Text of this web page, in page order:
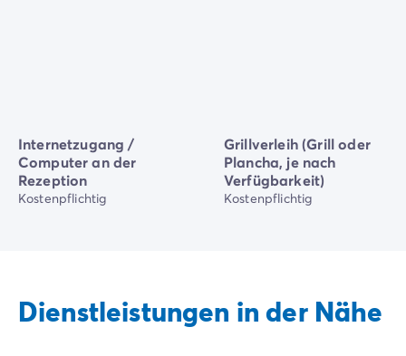
Internetzugang /
Computer an der
Rezeption
Kostenpflichtig
Grillverleih (Grill oder
Plancha, je nach
Verfügbarkeit)
Kostenpflichtig
Dienstleistungen in der Nähe